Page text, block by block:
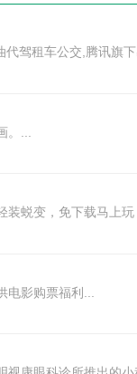
代驾租车公交,腾讯旗
...
装蜕变，免下载马上
电影购票福利...